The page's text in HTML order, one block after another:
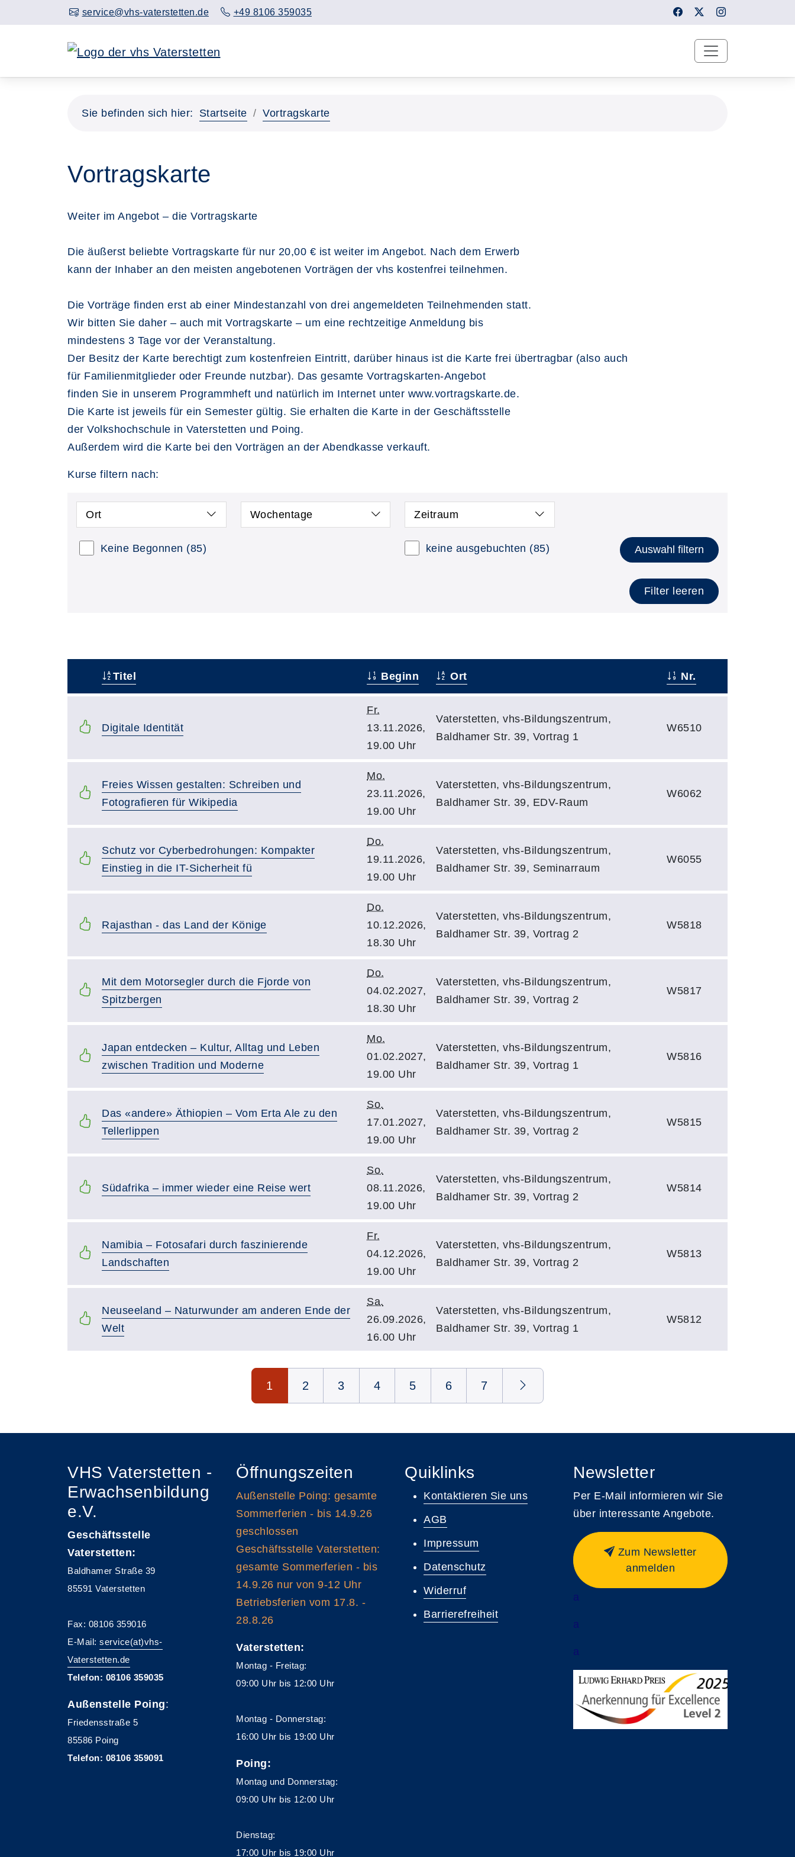
service@vhs-vaterstetten.de +49 8106 359035
Sie befinden sich hier: Startseite Vortragskarte
Vortragskarte
Weiter im Angebot – die Vortragskarte
Die äußerst beliebte Vortragskarte für nur 20,00 € ist weiter im Angebot. Nach dem Erwerb
kann der Inhaber an den meisten angebotenen Vorträgen der vhs kostenfrei teilnehmen.
Die Vorträge finden erst ab einer Mindestanzahl von drei angemeldeten Teilnehmenden statt.
Wir bitten Sie daher – auch mit Vortragskarte – um eine rechtzeitige Anmeldung bis
mindestens 3 Tage vor der Veranstaltung.
Der Besitz der Karte berechtigt zum kostenfreien Eintritt, darüber hinaus ist die Karte frei übertragbar (also auch
für Familienmitglieder oder Freunde nutzbar). Das gesamte Vortragskarten-Angebot
finden Sie in unserem Programmheft und natürlich im Internet unter www.vortragskarte.de.
Die Karte ist jeweils für ein Semester gültig. Sie erhalten die Karte in der Geschäftsstelle
der Volkshochschule in Vaterstetten und Poing.
Außerdem wird die Karte bei den Vorträgen an der Abendkasse verkauft.
Kurse filtern nach:
Ort Wochentage Zeitraum
Keine Begonnen (85) keine ausgebuchten (85) Auswahl filtern
Filter leeren
Titel Beginn Ort Nr.
Digitale Identität
Fr.
13.11.2026,
19.00 Uhr
Vaterstetten, vhs-Bildungszentrum,
Baldhamer Str. 39, Vortrag 1
W6510
Freies Wissen gestalten: Schreiben und
Fotografieren für Wikipedia
Mo.
23.11.2026,
19.00 Uhr
Vaterstetten, vhs-Bildungszentrum,
Baldhamer Str. 39, EDV-Raum
W6062
Schutz vor Cyberbedrohungen: Kompakter
Einstieg in die IT-Sicherheit fü
Do.
19.11.2026,
19.00 Uhr
Vaterstetten, vhs-Bildungszentrum,
Baldhamer Str. 39, Seminarraum
W6055
Rajasthan - das Land der Könige
Do.
10.12.2026,
18.30 Uhr
Vaterstetten, vhs-Bildungszentrum,
Baldhamer Str. 39, Vortrag 2
W5818
Mit dem Motorsegler durch die Fjorde von
Spitzbergen
Do.
04.02.2027,
18.30 Uhr
Vaterstetten, vhs-Bildungszentrum,
Baldhamer Str. 39, Vortrag 2
W5817
Japan entdecken – Kultur, Alltag und Leben
zwischen Tradition und Moderne
Mo.
01.02.2027,
19.00 Uhr
Vaterstetten, vhs-Bildungszentrum,
Baldhamer Str. 39, Vortrag 1
W5816
Das «andere» Äthiopien – Vom Erta Ale zu den
Tellerlippen
So.
17.01.2027,
19.00 Uhr
Vaterstetten, vhs-Bildungszentrum,
Baldhamer Str. 39, Vortrag 2
W5815
Südafrika – immer wieder eine Reise wert
So.
08.11.2026,
19.00 Uhr
Vaterstetten, vhs-Bildungszentrum,
Baldhamer Str. 39, Vortrag 2
W5814
Namibia – Fotosafari durch faszinierende
Landschaften
Fr.
04.12.2026,
19.00 Uhr
Vaterstetten, vhs-Bildungszentrum,
Baldhamer Str. 39, Vortrag 2
W5813
Neuseeland – Naturwunder am anderen Ende der
Welt
Sa.
26.09.2026,
16.00 Uhr
Vaterstetten, vhs-Bildungszentrum,
Baldhamer Str. 39, Vortrag 1
W5812
1 2 3 4 5 6 7
VHS Vaterstetten -
Erwachsenbildung
e.V.
Geschäftsstelle
Vaterstetten:
Baldhamer Straße 39
85591 Vaterstetten
Fax: 08106 359016
E-Mail: service(at)vhs-
Vaterstetten.de
Telefon: 08106 359035
Außenstelle Poing:
Friedensstraße 5
85586 Poing
Telefon: 08106 359091
Öffnungszeiten
Außenstelle Poing: gesamte
Sommerferien - bis 14.9.26
geschlossen
Geschäftsstelle Vaterstetten:
gesamte Sommerferien - bis
14.9.26 nur von 9-12 Uhr
Betriebsferien vom 17.8. -
28.8.26
Vaterstetten:
Montag - Freitag:
09:00 Uhr bis 12:00 Uhr
Montag - Donnerstag:
16:00 Uhr bis 19:00 Uhr
Poing:
Montag und Donnerstag:
09:00 Uhr bis 12:00 Uhr
Dienstag:
17:00 Uhr bis 19:00 Uhr
Quiklinks
Kontaktieren Sie uns
AGB
Impressum
Datenschutz
Widerruf
Barrierefreiheit
Newsletter
Per E-Mail informieren wir Sie
über interessante Angebote.
Zum Newsletter
anmelden
a
a
a